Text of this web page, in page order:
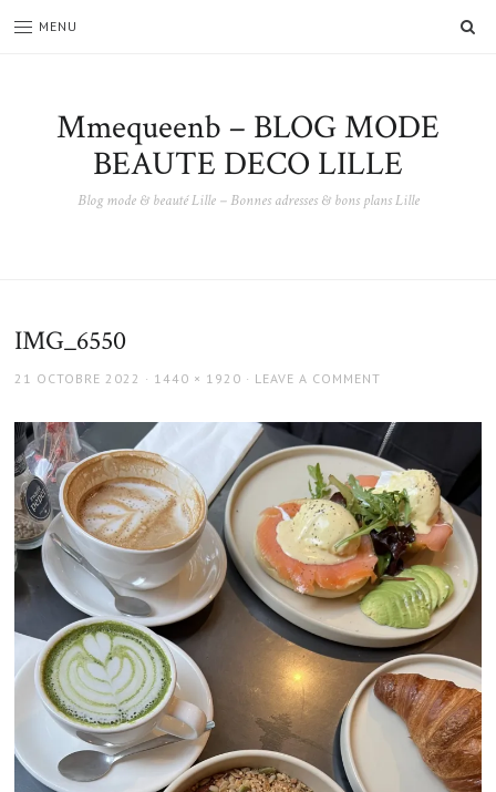
MENU
Mmequeenb – BLOG MODE
BEAUTE DECO LILLE
Blog mode & beauté Lille – Bonnes adresses & bons plans Lille
IMG_6550
POSTED
21 OCTOBRE 2022
FULL
1440 × 1920 LEAVE A COMMENT